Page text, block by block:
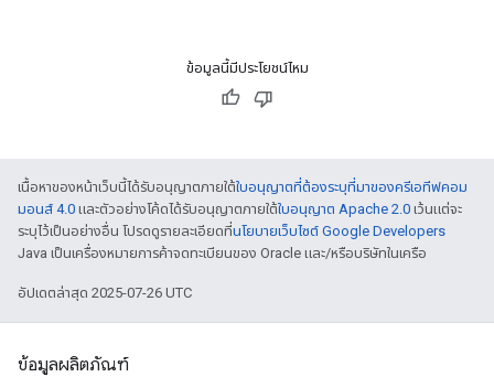
ข้อมูลนี้มีประโยชน์ไหม
เนื้อหาของหน้าเว็บนี้ได้รับอนุญาตภายใต้ใบอนุญาตที่ต้องระบุที่มาของครีเอทีฟคอม
มอนส์ 4.0 และตัวอย่างโค้ดได้รับอนุญาตภายใต้ใบอนุญาต Apache 2.0 เว้นแต่จะ
ระบุไว้เป็นอย่างอื่น โปรดดูรายละเอียดที่นโยบายเว็บไซต์ Google Developers
Java เป็นเครื่องหมายการค้าจดทะเบียนของ Oracle และ/หรือบริษัทในเครือ
อัปเดตล่าสุด 2025-07-26 UTC
ข้อมูลผลิตภัณฑ์